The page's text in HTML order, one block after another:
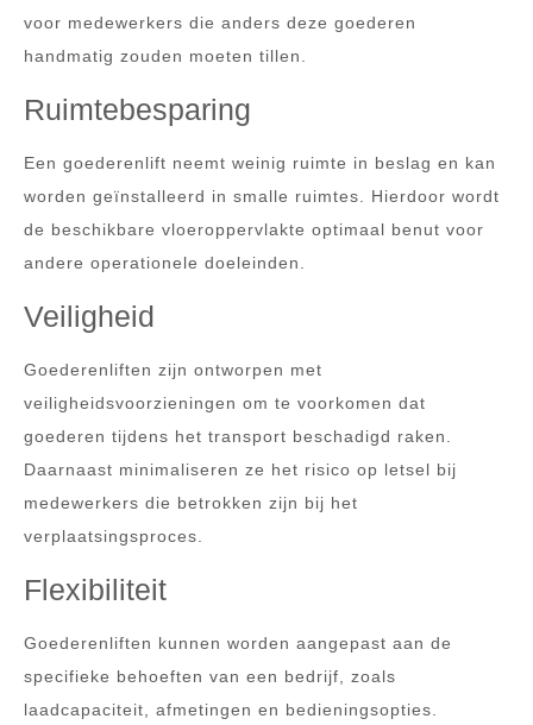
voor medewerkers die anders deze goederen
handmatig zouden moeten tillen.
Ruimtebesparing
Een goederenlift neemt weinig ruimte in beslag en kan
worden geïnstalleerd in smalle ruimtes. Hierdoor wordt
de beschikbare vloeroppervlakte optimaal benut voor
andere operationele doeleinden.
Veiligheid
Goederenliften zijn ontworpen met
veiligheidsvoorzieningen om te voorkomen dat
goederen tijdens het transport beschadigd raken.
Daarnaast minimaliseren ze het risico op letsel bij
medewerkers die betrokken zijn bij het
verplaatsingsproces.
Flexibiliteit
Goederenliften kunnen worden aangepast aan de
specifieke behoeften van een bedrijf, zoals
laadcapaciteit, afmetingen en bedieningsopties.